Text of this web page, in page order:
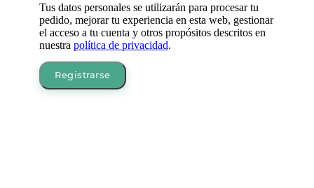
Tus datos personales se utilizarán para procesar tu
pedido, mejorar tu experiencia en esta web, gestionar
el acceso a tu cuenta y otros propósitos descritos en
nuestra política de privacidad.
Registrarse